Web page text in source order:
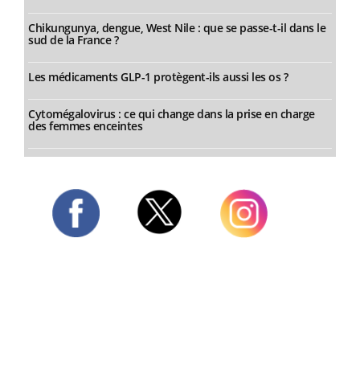
Chikungunya, dengue, West Nile : que se passe-t-il dans le
sud de la France ?
Les médicaments GLP-1 protègent-ils aussi les os ?
Cytomégalovirus : ce qui change dans la prise en charge
des femmes enceintes